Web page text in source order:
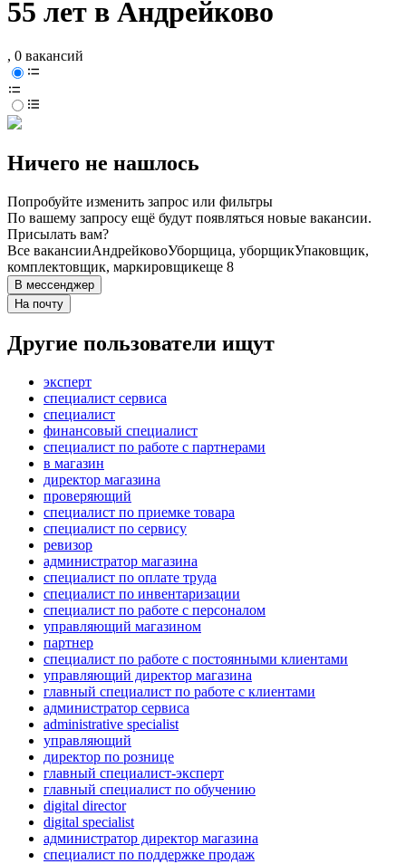
55 лет в Андрейково
, 0 вакансий
Ничего не нашлось
Попробуйте изменить запрос или фильтры
По вашему запросу ещё будут появляться новые вакансии.
Присылать вам?
Все вакансииАндрейковоУборщица, уборщикУпаковщик,
комплектовщик, маркировщикеще 8
В мессенджер
На почту
Другие пользователи ищут
эксперт
специалист сервиса
специалист
финансовый специалист
специалист по работе с партнерами
в магазин
директор магазина
проверяющий
специалист по приемке товара
специалист по сервису
ревизор
администратор магазина
специалист по оплате труда
специалист по инвентаризации
специалист по работе с персоналом
управляющий магазином
партнер
специалист по работе с постоянными клиентами
управляющий директор магазина
главный специалист по работе с клиентами
администратор сервиса
administrative specialist
управляющий
директор по рознице
главный специалист-эксперт
главный специалист по обучению
digital director
digital specialist
администратор директор магазина
специалист по поддержке продаж